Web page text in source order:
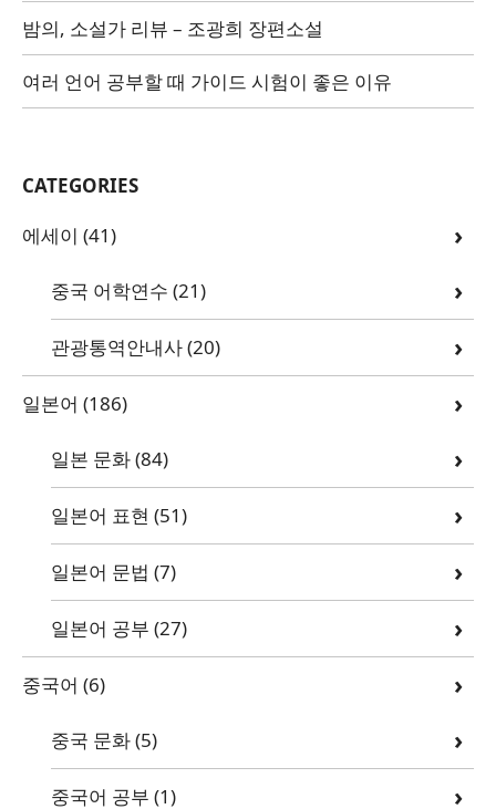
밤의, 소설가 리뷰 – 조광희 장편소설
여러 언어 공부할 때 가이드 시험이 좋은 이유
CATEGORIES
에세이 (41)
중국 어학연수 (21)
관광통역안내사(20)
일본어 (186)
일본 문화(84)
일본어 표현 (51)
일본어 문법 (7)
일본어 공부 (27)
중국어 (6)
중국 문화(5)
중국어 공부 (1)